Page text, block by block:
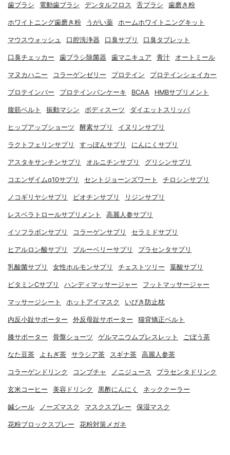
歯ブラシ 電動歯ブラシ デンタルフロス 舌ブラシ 歯磨き粉
ホワイトニング歯磨き粉 うがい薬 ホームホワイトニングキット
マウスウォッシュ 口腔洗浄器 口臭サプリ 口臭タブレット
口臭チェッカー 歯ブラシ除菌器 歯マニキュア 青汁 オートミール
マヌカハニー コラーゲンゼリー プロテイン プロテインシェイカー
プロテインバー プロテインパンケーキ BCAA HMBサプリメント
腹筋ベルト 振動マシン ボディスーツ ダイエットスリッパ
ヒップアップショーツ 酵素サプリ イヌリンサプリ
ラクトフェリンサプリ すっぽんサプリ にんにくサプリ
アスタキサンチンサプリ オルニチンサプリ グリシンサプリ
コエンザイムq10サプリ セントジョーンズワート チロシンサプリ
ノコギリヤシサプリ ビオチンサプリ リジンサプリ
レスベラトロールサプリメント 高麗人参サプリ
イソフラボンサプリ コラーゲンサプリ セラミドサプリ
ヒアルロン酸サプリ ブルーベリーサプリ プラセンタサプリ
乳酸菌サプリ 女性ホルモンサプリ チェストツリー 葉酸サプリ
ビタミンCサプリ ハンディマッサージャー フットマッサージャー
マッサージシート ホットアイマスク いびき防止枕
内反小趾サポーター 外反母趾サポーター 猫背矯正ベルト
膝サポーター 骨盤ショーツ ゲルマニウムブレスレット ごぼう茶
なた豆茶 よもぎ茶 サラシア茶 スギナ茶 高麗人参茶
コラーゲンドリンク コンブチャ ノニジュース プラセンタドリンク
玄米コーヒー 美容ドリンク 黒酢にんにく ネッククーラー
鍼シール ノーズマスク マスクスプレー 保湿マスク
花粉ブロックスプレー 花粉対策メガネ